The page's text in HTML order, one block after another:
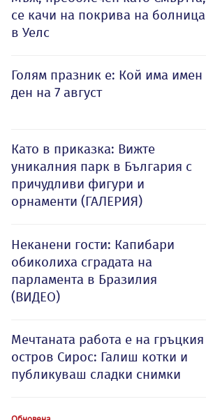
се качи на покрива на болница
в Уелс
Голям празник е: Кой има имен
ден на 7 август
Като в приказка: Вижте
уникалния парк в България с
причудливи фигури и
орнаменти (ГАЛЕРИЯ)
Неканени гости: Капибари
обиколиха сградата на
парламента в Бразилия
(ВИДЕО)
Мечтаната работа е на гръцкия
остров Сирос: Галиш котки и
публикуваш сладки снимки